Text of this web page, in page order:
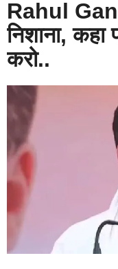
Rahul
निशाना, कहा
करो..